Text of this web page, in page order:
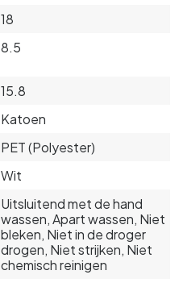
18
8.5
15.8
Katoen
PET (Polyester)
Wit
Uitsluitend met de hand
wassen, Apart wassen, Niet
bleken, Niet in de droger
drogen, Niet strijken, Niet
chemisch reinigen